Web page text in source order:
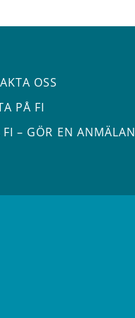
OSS
PÅ FI
FI – GÖR EN ANMÄLAN